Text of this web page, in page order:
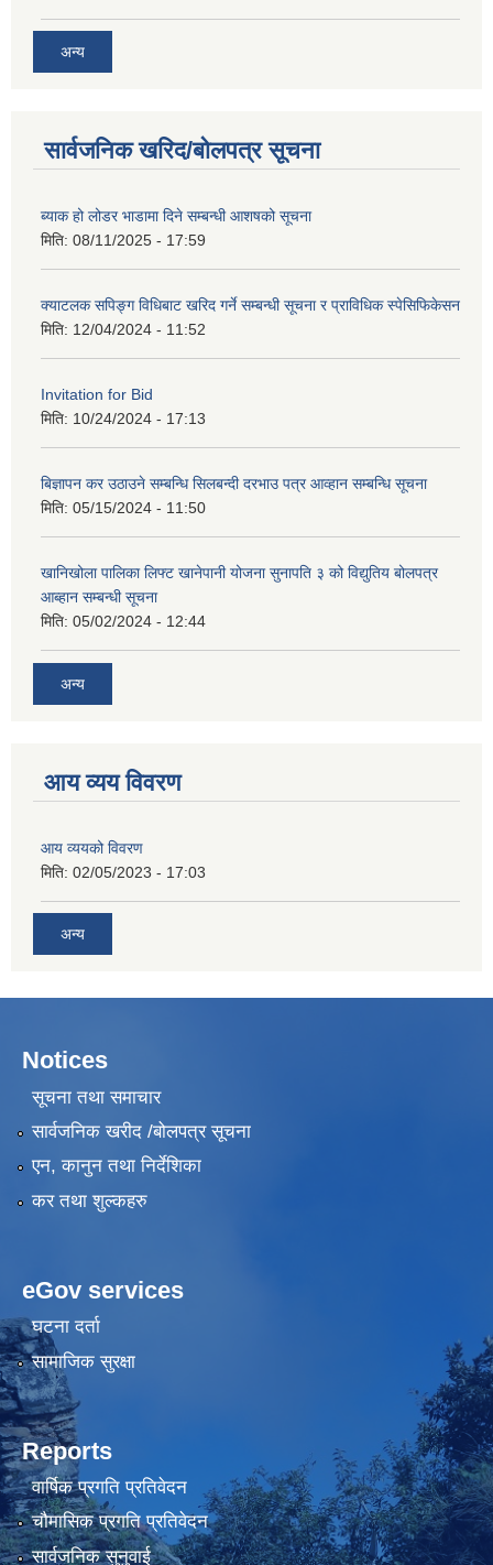
अन्य
सार्वजनिक खरिद/बोलपत्र सूचना
ब्याक हो लोडर भाडामा दिने सम्बन्धी आशषको सूचना
मिति: 08/11/2025 - 17:59
क्याटलक सपिङ्ग विधिबाट खरिद गर्ने सम्बन्धी सूचना र प्राविधिक स्पेसिफिकेसन
मिति: 12/04/2024 - 11:52
Invitation for Bid
मिति: 10/24/2024 - 17:13
बिज्ञापन कर उठाउने सम्बन्धि सिलबन्दी दरभाउ पत्र आव्हान सम्बन्धि सूचना
मिति: 05/15/2024 - 11:50
खानिखोला पालिका लिफ्ट खानेपानी योजना सुनापति ३ को विद्युतिय बोलपत्र
आब्हान सम्बन्धी सूचना
मिति: 05/02/2024 - 12:44
अन्य
आय व्यय विवरण
आय व्ययको विवरण
मिति: 02/05/2023 - 17:03
अन्य
Notices
सूचना तथा समाचार
सार्वजनिक खरीद /बोलपत्र सूचना
एन, कानुन तथा निर्देशिका
कर तथा शुल्कहरु
eGov services
घटना दर्ता
सामाजिक सुरक्षा
Reports
वार्षिक प्रगति प्रतिवेदन
चौमासिक प्रगति प्रतिवेदन
सार्वजनिक सुनुवाई